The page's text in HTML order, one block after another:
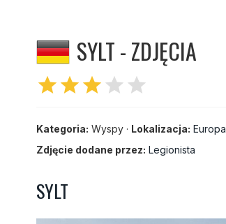
SYLT - ZDJĘCIA
starstarstar star star
Kategoria: Wyspy · Lokalizacja: Europa
Zdjęcie dodane przez: Legionista
SYLT